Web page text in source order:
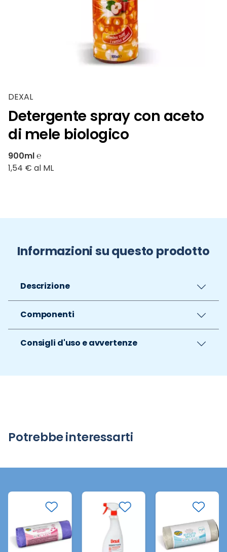
DEXAL
Detergente spray con aceto
di mele biologico
900ml ℮
1,54 € al ML
Informazioni su questo prodotto
Descrizione
Componenti
Consigli d'uso e avvertenze
Potrebbe interessarti